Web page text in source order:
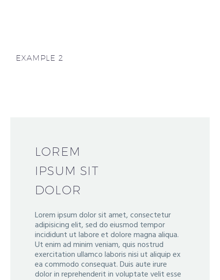
EXAMPLE 2
LOREM
IPSUM SIT
DOLOR
Lorem ipsum dolor sit amet, consectetur
adipisicing elit, sed do eiusmod tempor
incididunt ut labore et dolore magna aliqua.
Ut enim ad minim veniam, quis nostrud
exercitation ullamco laboris nisi ut aliquip ex
ea commodo consequat. Duis aute irure
dolor in reprehenderit in voluptate velit esse